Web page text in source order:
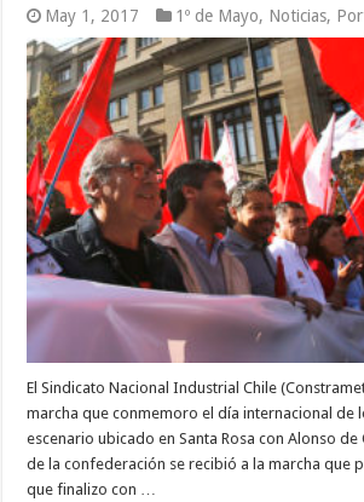
May 1, 2017 1º de Mayo, Noticias,
El Sindicato Nacional Industrial Chile
marcha que conmemoro el día internacional de
escenario ubicado en Santa Rosa con Alonso de
de la confederación se recibió a la marcha que
que finalizo con …